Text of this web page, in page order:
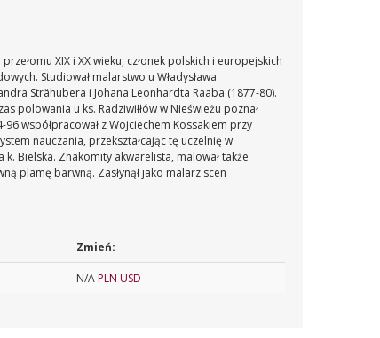
XIX i XX wieku, członek polskich i europejskich
Studiował malarstwo u Władysława
Strähubera i Johana Leonhardta Raaba (1877-80).
polowania u ks. Radziwiłłów w Nieświeżu poznał
współpracował z Wojciechem Kossakiem przy
nauczania, przekształcając tę uczelnię w
Bielska. Znakomity akwarelista, malował także
plamę barwną. Zasłynął jako malarz scen
Zmień:
N/APLN USD